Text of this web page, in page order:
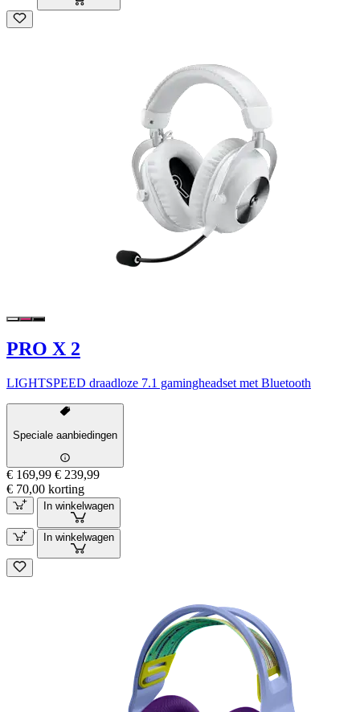
PRO X 2
LIGHTSPEED draadloze 7.1 gamingheadset met Bluetooth
Speciale aanbiedingen
€ 169,99 € 239,99
€ 70,00 korting
In winkelwagen
In winkelwagen